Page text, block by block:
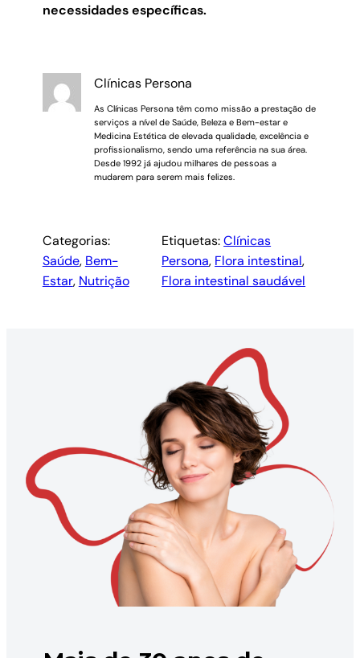
necessidades específicas.
Clínicas Persona
As Clínicas Persona têm como missão a prestação de
serviços a nível de Saúde, Beleza e Bem-estar e
Medicina Estética de elevada qualidade, excelência e
profissionalismo, sendo uma referência na sua área.
Desde 1992 já ajudou milhares de pessoas a
mudarem para serem mais felizes.
Categorias:
Saúde, Bem-
Estar, Nutrição
Etiquetas:Clínicas
Persona, Flora intestinal
Flora intestinal saudável